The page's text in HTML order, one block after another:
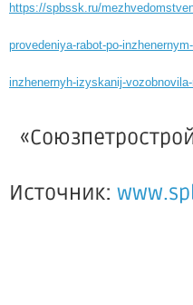
https://spbssk.ru/
provedeniya-rabot-po-
inzhenernyh-izyskanij-
Источник: